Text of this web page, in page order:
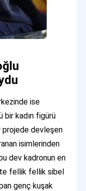
ise
bir kadın figürü
projede devleşen
isimlerinden
dev kadronun en
fellik fellik sibel
genç kuşak